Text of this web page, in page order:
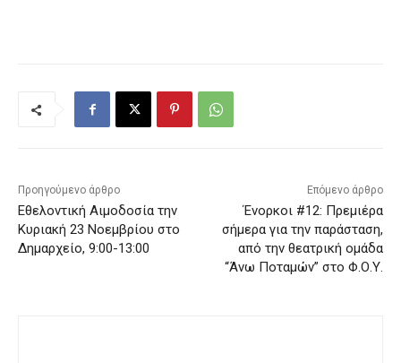
Προηγούμενο άρθρο
Εθελοντική Αιμοδοσία την
Κυριακή 23 Νοεμβρίου στο
Δημαρχείο, 9:00-13:00
Επόμενο άρθρο
Ένορκοι #12: Πρεμιέρα
σήμερα για την παράσταση,
από την θεατρική ομάδα
“Άνω Ποταμών” στο Φ.Ο.Υ.